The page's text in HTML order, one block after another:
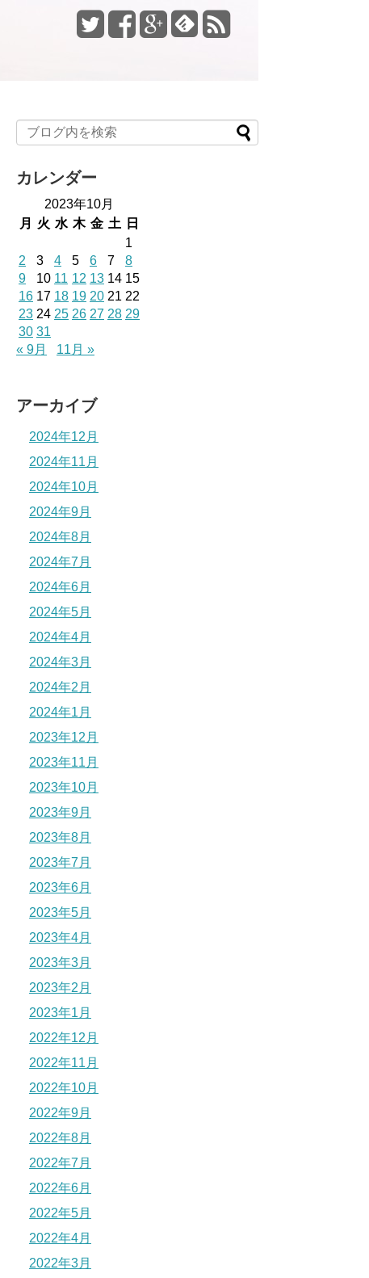
カレンダー
2023年10月
月
火 水 木 金 土
日
1
2
3 4 5 6 7
8
9
10 11 12 13 14 15
16 17 18 19 20 21 22
23 24 25 26 27 28 29
30 31
« 9月
11月 »
アーカイブ
2024年12月
2024年11月
2024年10月
2024年9月
2024年8月
2024年7月
2024年6月
2024年5月
2024年4月
2024年3月
2024年2月
2024年1月
2023年12月
2023年11月
2023年10月
2023年9月
2023年8月
2023年7月
2023年6月
2023年5月
2023年4月
2023年3月
2023年2月
2023年1月
2022年12月
2022年11月
2022年10月
2022年9月
2022年8月
2022年7月
2022年6月
2022年5月
2022年4月
2022年3月